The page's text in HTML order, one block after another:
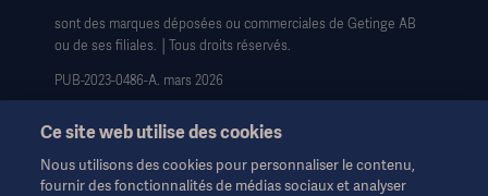
sont des marques déposées ou commerciales de Getinge AB
ou de ses filiales. │Tous droits réservés.
PUB-2023-0486-A. mars 2026
Ce site web utilise des cookies
Nous utilisons des cookies pour personnaliser le contenu,
fournir des fonctionnalités de médias sociaux et analyser